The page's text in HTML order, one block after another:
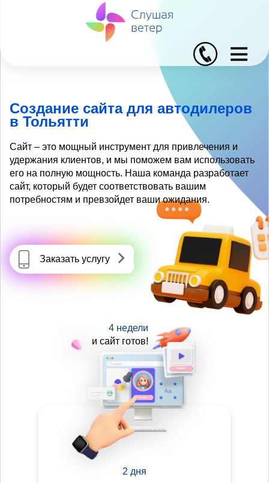
I
Создание сайта для автодилеров
в Тольятти
Сайт – это мощный инструмент для привлечения и
удержания клиентов, и мы поможем вам использовать
его на полную мощность. Наша команда разработает
сайт, который будет соответствовать вашим
потребностям и превзойдет ваши ожидания.
Заказать услугу
4 недели
и сайт готов!
2 дня